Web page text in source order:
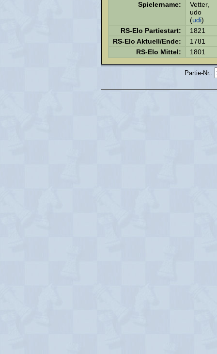
Spielername:
Vetter,
udo
(udi)
RS-Elo Partiestart:
1821
RS-Elo Aktuell/Ende:
1781
RS-Elo Mittel:
1801
Partie-Nr.: